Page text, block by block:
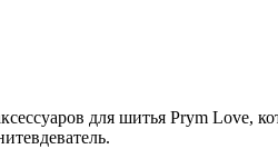
для шитья Prym Love,